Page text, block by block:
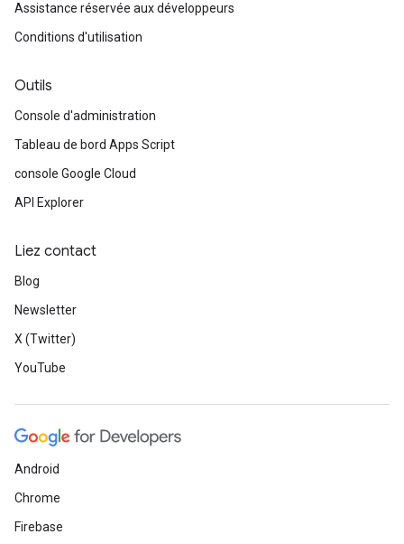
Assistance réservée aux développeurs
Conditions d'utilisation
Outils
Console d'administration
Tableau de bord Apps Script
console Google Cloud
API Explorer
Liez contact
Blog
Newsletter
X (Twitter)
YouTube
Android
Chrome
Firebase